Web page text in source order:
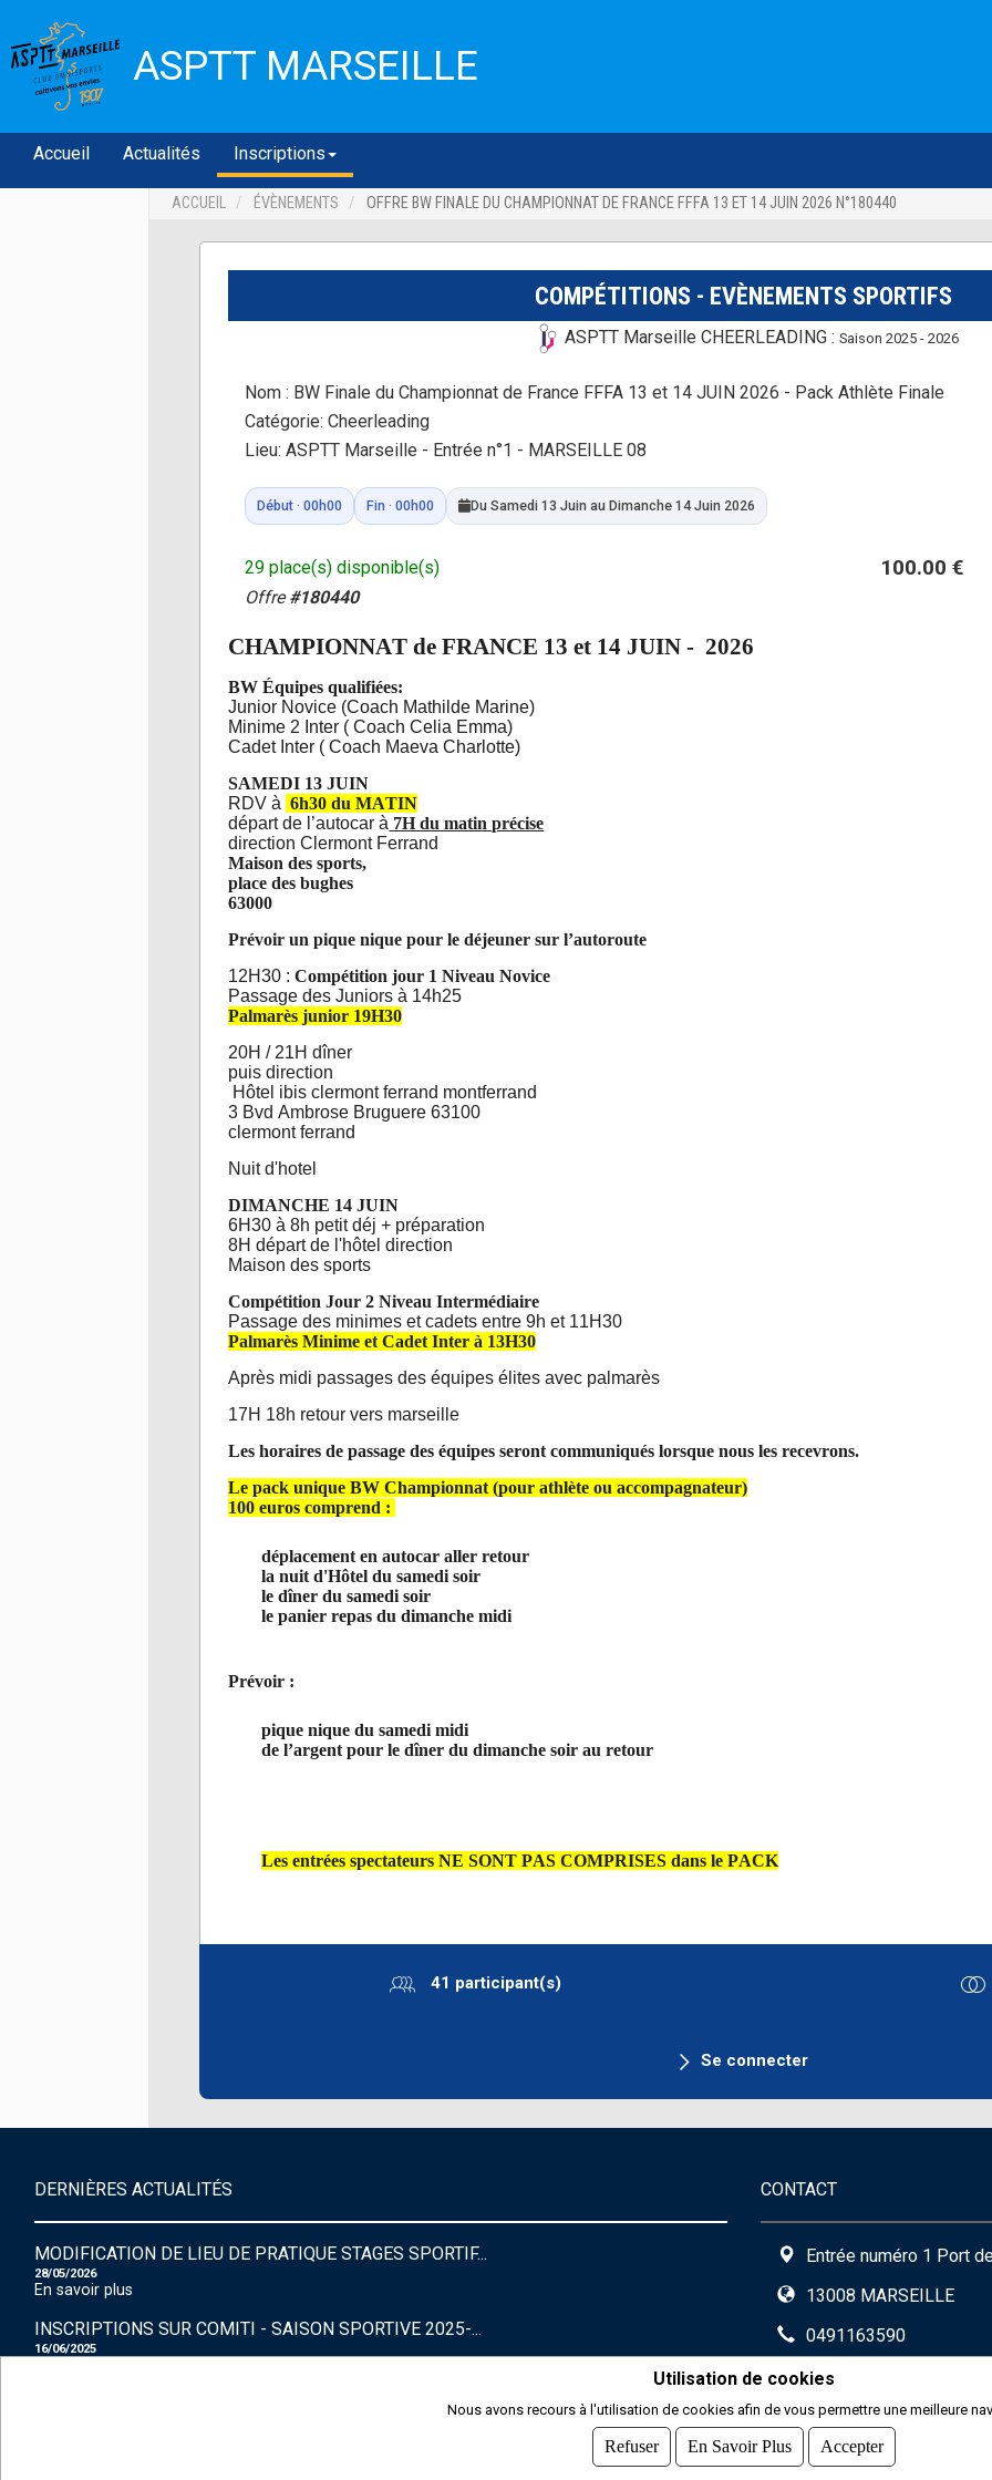
ASPTT MARSEILLE
Accueil Actualités Inscriptions
ACCUEIL ÉVÈNEMENTS OFFRE BW FINALE DU CHAMPIONNAT DE FRANCE FFFA 13 ET 14 JUIN 2026 N°180440
COMPÉTITIONS - EVÈNEMENTS SPORTIFS
ASPTT Marseille CHEERLEADING : Saison 2025 - 2026
Nom : BW Finale du Championnat de France FFFA 13 et 14 JUIN 2026 - Pack Athlète Finale
Catégorie: Cheerleading
Lieu: ASPTT Marseille - Entrée n°1 - MARSEILLE 08
Début · 00h00 Fin · 00h00 Du Samedi 13 Juin au Dimanche 14 Juin 2026
29 place(s) disponible(s)
Offre#180440
100.00 €
CHAMPIONNAT de FRANCE 13 et 14 JUIN - 2026
BW Équipes qualifiées:
Junior Novice (Coach Mathilde Marine)
Minime 2 Inter ( Coach Celia Emma)
Cadet Inter ( Coach Maeva Charlotte)
SAMEDI 13 JUIN
RDV à 6h30 du MATIN
départ de l’autocar à 7H du matin précise
direction Clermont Ferrand
Maison des sports,
place des bughes
63000
Prévoir un pique nique pour le déjeuner sur l’autoroute
12H30 :Compétition jour 1 Niveau Novice
Passage des Juniors à 14h25
Palmarès junior 19H30
20H / 21H dîner
puis direction
Hôtel ibis clermont ferrand montferrand
3 Bvd Ambrose Bruguere 63100
clermont ferrand
Nuit d'hotel
DIMANCHE 14 JUIN
6H30 à 8h petit déj + préparation
8H départ de l'hôtel direction
Maison des sports
Compétition Jour 2 Niveau Intermédiaire
Passage des minimes et cadets entre 9h et 11H30
Palmarès Minime et Cadet Inter à 13H30
Après midi passages des équipes élites avec palmarès
17H 18h retour vers marseille
Les horaires de passage des équipes seront communiqués lorsque nous les recevrons.
Le pack unique BW Championnat (pour athlète ou accompagnateur)
100 euros comprend :
déplacement en autocar aller retour
la nuit d'Hôtel du samedi soir
le dîner du samedi soir
le panier repas du dimanche midi
Prévoir :
pique nique du samedi midi
de l’argent pour le dîner du dimanche soir au retour
Les entrées spectateurs NE SONT PAS COMPRISES dans le PACK
41 participant(s)
Se connecter
DERNIÈRES ACTUALITÉS
MODIFICATION DE LIEU DE PRATIQUE STAGES SPORTIF...
28/05/2026
En savoir plus
INSCRIPTIONS SUR COMITI - SAISON SPORTIVE 2025-...
16/06/2025
CONTACT
Entrée numéro 1 Port
13008 MARSEILLE
0491163590
Formulaire de contact
PDF attaché par l'asso
Utilisation de cookies
Nous avons recours à l'utilisation de cookies afin de vous permettre une meilleure
Refuser En Savoir Plus Accepter